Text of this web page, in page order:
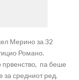
Мерино за 32
Романо.
првенство, па беше
за средниот ред.